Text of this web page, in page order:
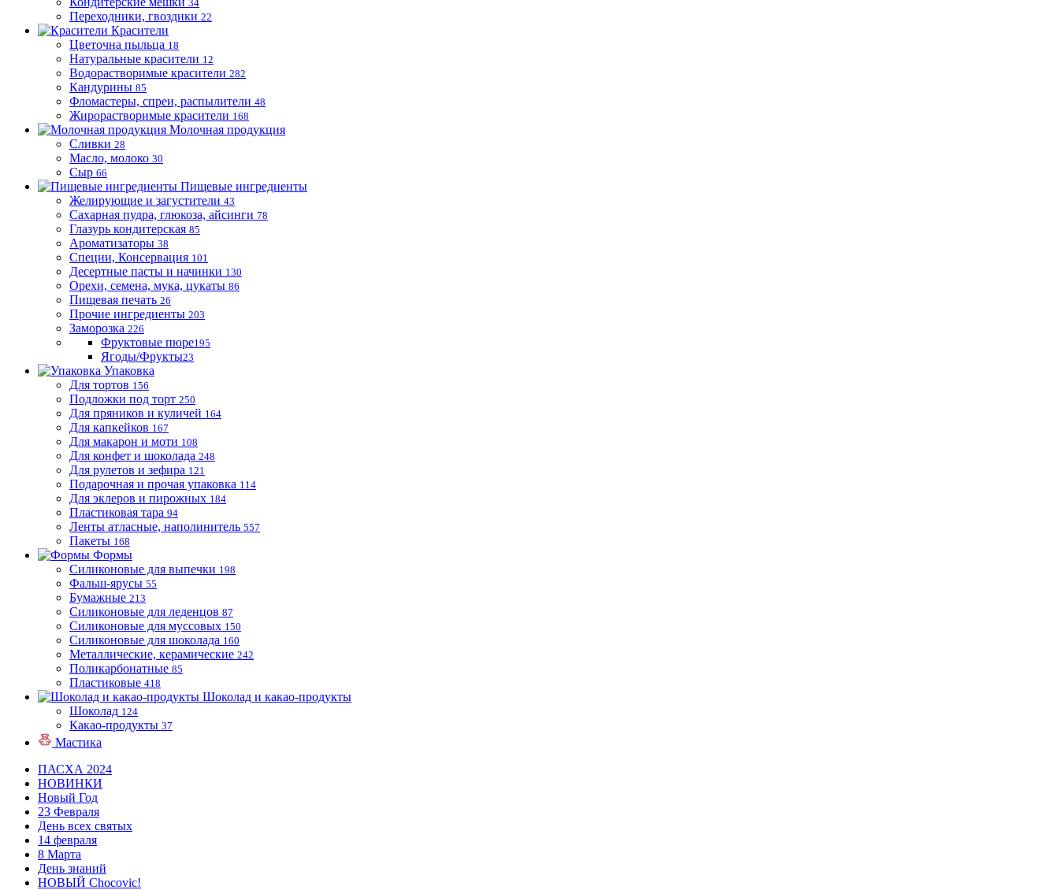
34
Переходники, гвоздики 22
Красители
Цветочна пыльца 18
Натуральные красители 12
Водорастворимые красители 282
Кандурины 85
Фломастеры, спреи, распылители 48
Жирорастворимые красители 168
Молочная продукция
Сливки 28
Масло, молоко 30
Сыр 66
Пищевые ингредиенты
Желирующие и загустители 43
Сахарная пудра, глюкоза, айсинги 78
Глазурь кондитерская 85
Ароматизаторы 38
Специи, Консервация 101
Десертные пасты и начинки 130
Орехи, семена, мука, цукаты 86
Пищевая печать 26
Прочие ингредиенты 203
Заморозка 226
Фруктовые пюре195
Ягоды/Фрукты23
Упаковка
Для тортов 156
Подложки под торт 250
Для пряников и куличей 164
Для капкейков 167
Для макарон и моти 108
Для конфет и шоколада 248
Для рулетов и зефира 121
Подарочная и прочая упаковка 114
Для эклеров и пирожных 184
Пластиковая тара 94
Ленты атласные, наполинитель 557
Пакеты 168
Формы
Силиконовые для выпечки 198
Фальш-ярусы 55
Бумажные 213
Силиконовые для леденцов 87
Силиконовые для муссовых 150
Силиконовые для шоколада 160
Металлические, керамические 242
Поликарбонатные 85
Пластиковые 418
Шоколад и какао-продукты
Шоколад 124
Какао-продукты 37
Мастика
ПАСХА 2024
НОВИНКИ
Новый Год
23 Февраля
День всех святых
14 февраля
8 Марта
День знаний
НОВЫЙ Chocovic!